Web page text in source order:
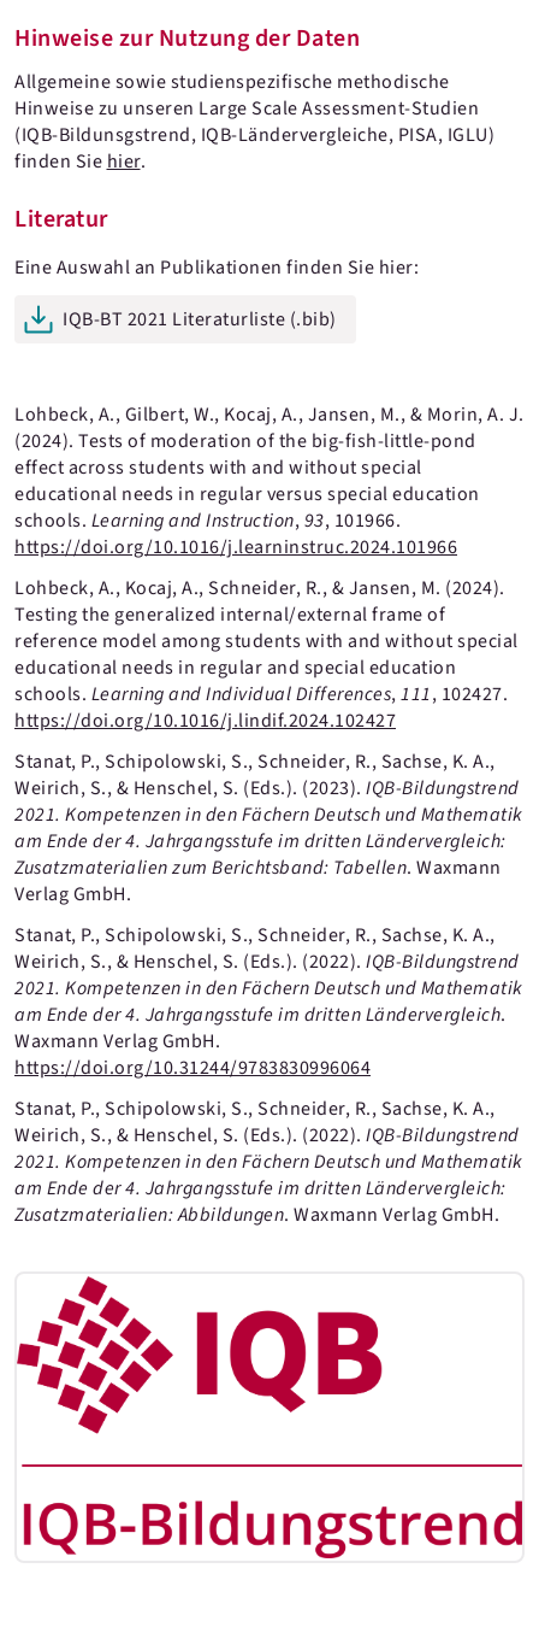
Hinweise zur Nutzung der Daten
Allgemeine sowie studienspezifische methodische
Hinweise zu unseren Large Scale Assessment-Studien
(IQB-Bildunsgstrend, IQB-Ländervergleiche, PISA, IGLU)
finden Sie hier.
Literatur
Eine Auswahl an Publikationen finden Sie hier:
IQB-BT 2021 Literaturliste (.bib)
Lohbeck, A., Gilbert, W., Kocaj, A., Jansen, M., & Morin, A. J.
(2024). Tests of moderation of the big-fish-little-pond
effect across students with and without special
educational needs in regular versus special education
schools. Learning and Instruction,93, 101966.
https://doi.org/10.1016/j.learninstruc.2024.101966
Lohbeck, A., Kocaj, A., Schneider, R., & Jansen, M. (2024).
Testing the generalized internal/external frame of
reference model among students with and without special
educational needs in regular and special education
schools. Learning and Individual Differences,111, 102427.
https://doi.org/10.1016/j.lindif.2024.102427
Stanat, P., Schipolowski, S., Schneider, R., Sachse, K. A.,
Weirich, S., & Henschel, S. (Eds.). (2023). IQB-Bildungstrend
2021. Kompetenzen in den Fächern Deutsch und Mathematik
am Ende der 4. Jahrgangsstufe im dritten Ländervergleich:
Zusatzmaterialien zum Berichtsband: Tabellen. Waxmann
Verlag GmbH.
Stanat, P., Schipolowski, S., Schneider, R., Sachse, K. A.,
Weirich, S., & Henschel, S. (Eds.). (2022). IQB-Bildungstrend
2021. Kompetenzen in den Fächern Deutsch und Mathematik
am Ende der 4. Jahrgangsstufe im dritten Ländervergleich.
Waxmann Verlag GmbH.
https://doi.org/10.31244/9783830996064
Stanat, P., Schipolowski, S., Schneider, R., Sachse, K. A.,
Weirich, S., & Henschel, S. (Eds.). (2022). IQB-Bildungstrend
2021. Kompetenzen in den Fächern Deutsch und Mathematik
am Ende der 4. Jahrgangsstufe im dritten Ländervergleich:
Zusatzmaterialien: Abbildungen. Waxmann Verlag GmbH.